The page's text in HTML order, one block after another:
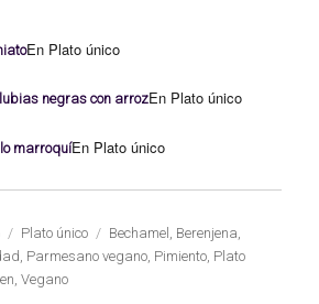
En Plato único
negras con arrozEn Plato único
marroquíEn Plato único
Categorías
Plato único Etiquetas
Bechamel , Berenjena,
, Parmesano vegano, Pimiento, Plato
,Vegano